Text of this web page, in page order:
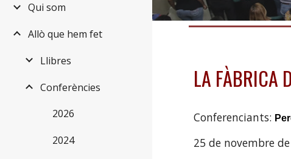
Qui som
Allò que hem fet
Llibres
Conferències
2026
2024
LA FÀBRICA
Conferenciants:
25 de novembre